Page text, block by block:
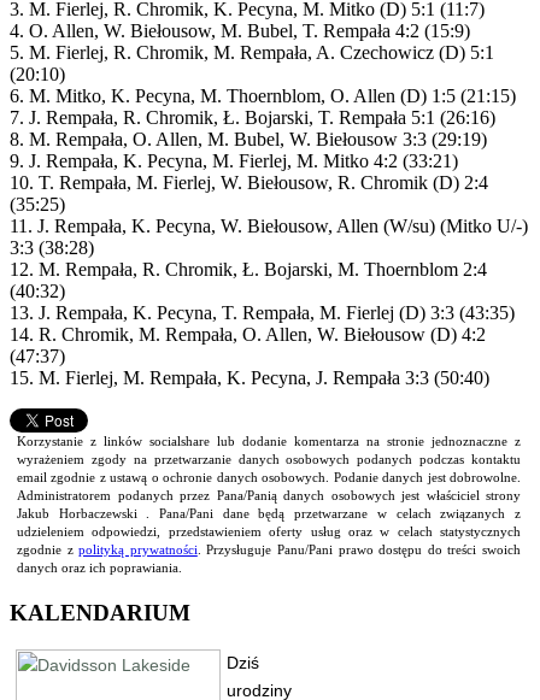
3. M. Fierlej, R. Chromik, K. Pecyna, M. Mitko (D) 5:1 (11:7)
4. O. Allen, W. Biełousow, M. Bubel, T. Rempała 4:2 (15:9)
5. M. Fierlej, R. Chromik, M. Rempała, A. Czechowicz (D) 5:1
(20:10)
6. M. Mitko, K. Pecyna, M. Thoernblom, O. Allen (D) 1:5 (21:15)
7. J. Rempała, R. Chromik, Ł. Bojarski, T. Rempała 5:1 (26:16)
8. M. Rempała, O. Allen, M. Bubel, W. Biełousow 3:3 (29:19)
9. J. Rempała, K. Pecyna, M. Fierlej, M. Mitko 4:2 (33:21)
10. T. Rempała, M. Fierlej, W. Biełousow, R. Chromik (D) 2:4
(35:25)
11. J. Rempała, K. Pecyna, W. Biełousow, Allen (W/su) (Mitko U/-)
3:3 (38:28)
12. M. Rempała, R. Chromik, Ł. Bojarski, M. Thoernblom 2:4
(40:32)
13. J. Rempała, K. Pecyna, T. Rempała, M. Fierlej (D) 3:3 (43:35)
14. R. Chromik, M. Rempała, O. Allen, W. Biełousow (D) 4:2
(47:37)
15. M. Fierlej, M. Rempała, K. Pecyna, J. Rempała 3:3 (50:40)
Korzystanie z linków socialshare lub dodanie komentarza na stronie jednoznaczne z
wyrażeniem zgody na przetwarzanie danych osobowych podanych podczas kontaktu
email zgodnie z ustawą o ochronie danych osobowych. Podanie danych jest dobrowolne.
Administratorem podanych przez Pana/Panią danych osobowych jest właściciel strony
Jakub Horbaczewski . Pana/Pani dane będą przetwarzane w celach związanych z
udzieleniem odpowiedzi, przedstawieniem oferty usług oraz w celach statystycznych
zgodnie zpolityką prywatności . Przysługuje Panu/Pani prawo dostępu do treści swoich
danych oraz ich poprawiania.
KALENDARIUM